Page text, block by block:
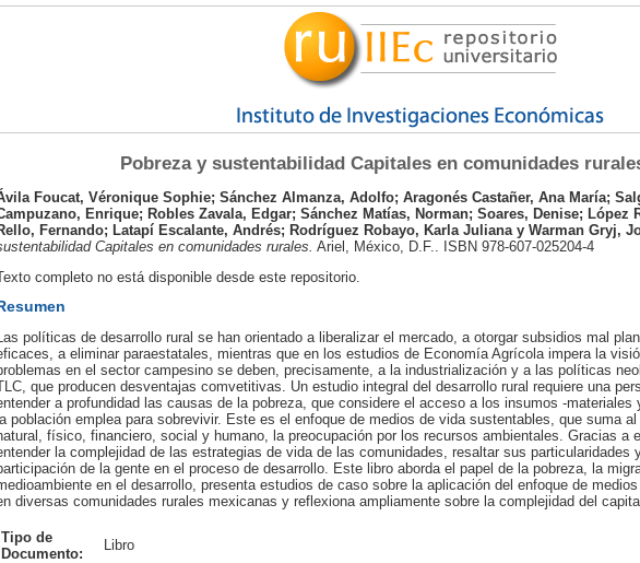
Pobreza y sustentabilidad Capitales en comunidades
Foucat, Véronique Sophie; Sánchez Almanza, Adolfo; Aragonés Castañer, Ana María;
Enrique; Robles Zavala, Edgar; Sánchez Matías, Norman; Soares, Denise; López
Fernando; Latapí Escalante, Andrés; Rodríguez Robayo, Karla Juliana y Warman Gryj,
Capitales en comunidades rurales. Ariel, México, D.F.. ISBN 978-607-025204-4
completo no está disponible desde este repositorio.
políticas de desarrollo rural se han orientado a liberalizar el mercado, a otorgar subsidios mal
a eliminar paraestatales, mientras que en los estudios de Economía Agrícola impera la
en el sector campesino se deben, precisamente, a la industrialización y a las políticas
que producen desventajas comvetitivas. Un estudio integral del desarrollo rural requiere una
a profundidad las causas de la pobreza, que considere el acceso a los insumos -materiales
la población emplea para sobrevivir. Este es el enfoque de medios de vida sustentables, que suma
físico, financiero, social y humano, la preocupación por los recursos ambientales. Gracias a
la complejidad de las estrategias de vida de las comunidades, resaltar sus particularidades
de la gente en el proceso de desarrollo. Este libro aborda el papel de la pobreza, la
en el desarrollo, presenta estudios de caso sobre la aplicación del enfoque de
diversas comunidades rurales mexicanas y reflexiona ampliamente sobre la complejidad del
Tipo de
Documento:
Libro